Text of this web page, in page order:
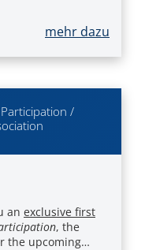
mehr dazu
/
an exclusive first
, the
the upcoming…